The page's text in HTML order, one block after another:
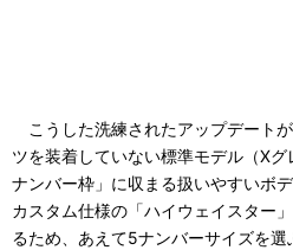
こうした洗練されたアップデート
ツを装着していない標準モデル（X
ナンバー枠」に収まる扱いやすいボ
カスタム仕様の「ハイウェイスター
るため、あえて5ナンバーサイズを